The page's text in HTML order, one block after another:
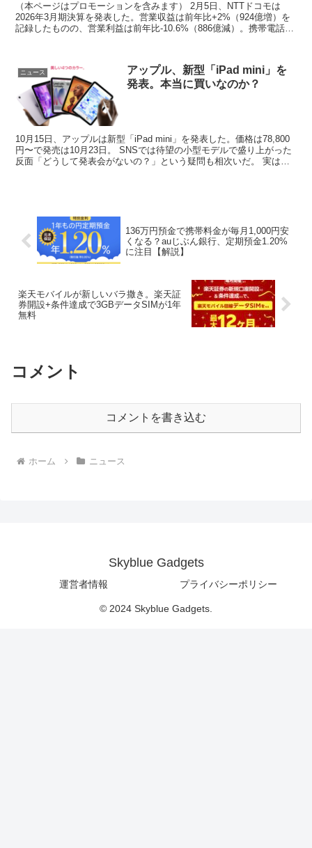
（本ページはプロモーションを含みます） 2月5日、NTTドコモは
2026年3月期決算を発表した。営業収益は前年比+2%（924億増）を
記録したものの、営業利益は前年比-10.6%（886億減）。携帯電話・
ニュース
アップル、新型「iPad mini」を
発表。本当に買いなのか？
10月15日、アップルは新型「iPad mini」を発表した。価格は78,800
円〜で発売は10月23日。 SNSでは待望の小型モデルで盛り上がった
反面「どうして発表会がないの？」という疑問も相次いだ。 実はこ
136万円預金で携帯料金が毎月1,000円安
くなる？auじぶん銀行、定期預金1.20%
に注目【解説】
楽天モバイルが新しいバラ撒き。楽天証
券開設+条件達成で3GBデータSIMが1年
無料
コメント
コメントを書き込む
ホーム ニュース
Skyblue Gadgets
運営者情報 プライバシーポリシー
© 2024 Skyblue Gadgets.